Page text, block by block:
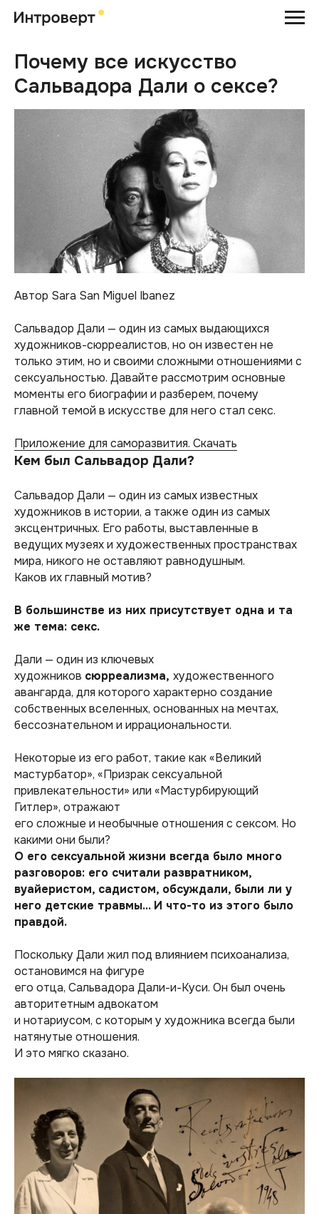
Почему все искусство
Сальвадора Дали о сексе?
Автор Sara San Miguel Ibanez
Сальвадор Дали — один из самых выдающихся
художников-сюрреалистов, но он известен не
только этим, но и своими сложными отношениями с
сексуальностью. Давайте рассмотрим основные
моменты его биографии и разберем, почему
главной темой в искусстве для него стал секс.
Приложение для саморазвития. Скачать
Кем был Сальвадор Дали?
Сальвадор Дали — один из самых известных
художников в истории, а также один из самых
эксцентричных. Его работы, выставленные в
ведущих музеях и художественных пространствах
мира, никого не оставляют равнодушным.
Каков их главный мотив?
В большинстве из них присутствует одна и та
же тема: секс.
Дали — один из ключевых
художников сюрреализма, художественного
авангарда, для которого характерно создание
собственных вселенных, основанных на мечтах,
бессознательном и иррациональности.
Некоторые из его работ, такие как «Великий
мастурбатор», «Призрак сексуальной
привлекательности» или «Мастурбирующий
Гитлер», отражают
его сложные и необычные отношения с сексом. Но
какими они были?
О его сексуальной жизни всегда было много
разговоров: его считали развратником,
вуайеристом, садистом, обсуждали, были ли у
него детские травмы... И что-то из этого было
правдой.
Поскольку Дали жил под влиянием психоанализа,
остановимся на фигуре
его отца, Сальвадора Дали-и-Куси. Он был очень
авторитетным адвокатом
и нотариусом, с которым у художника всегда были
натянутые отношения.
И это мягко сказано.